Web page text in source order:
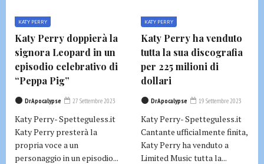
KATY PERRY
Katy Perry doppierà la
signora Leopard in un
episodio celebrativo di
“Peppa Pig”
DrApocalypse 27 Settembre 2023
Katy Perry- Spetteguless.it
Katy Perry presterà la
propria voce a un
personaggio in un episodio...
KATY PERRY
Katy Perry ha venduto
tutta la sua discografia
per 225 milioni di
dollari
DrApocalypse 19 Settembre 2023
Katy Perry- Spetteguless.it
Cantante ufficialmente finita,
Katy Perry ha venduto a
Limited Music tutta la...